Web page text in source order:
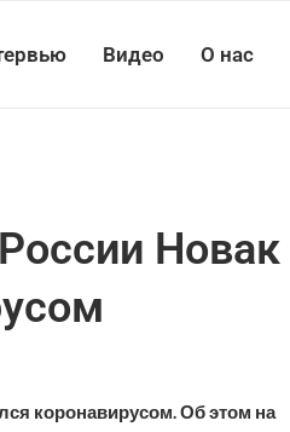
Видео О нас
Новак
коронавирусом. Об этом на